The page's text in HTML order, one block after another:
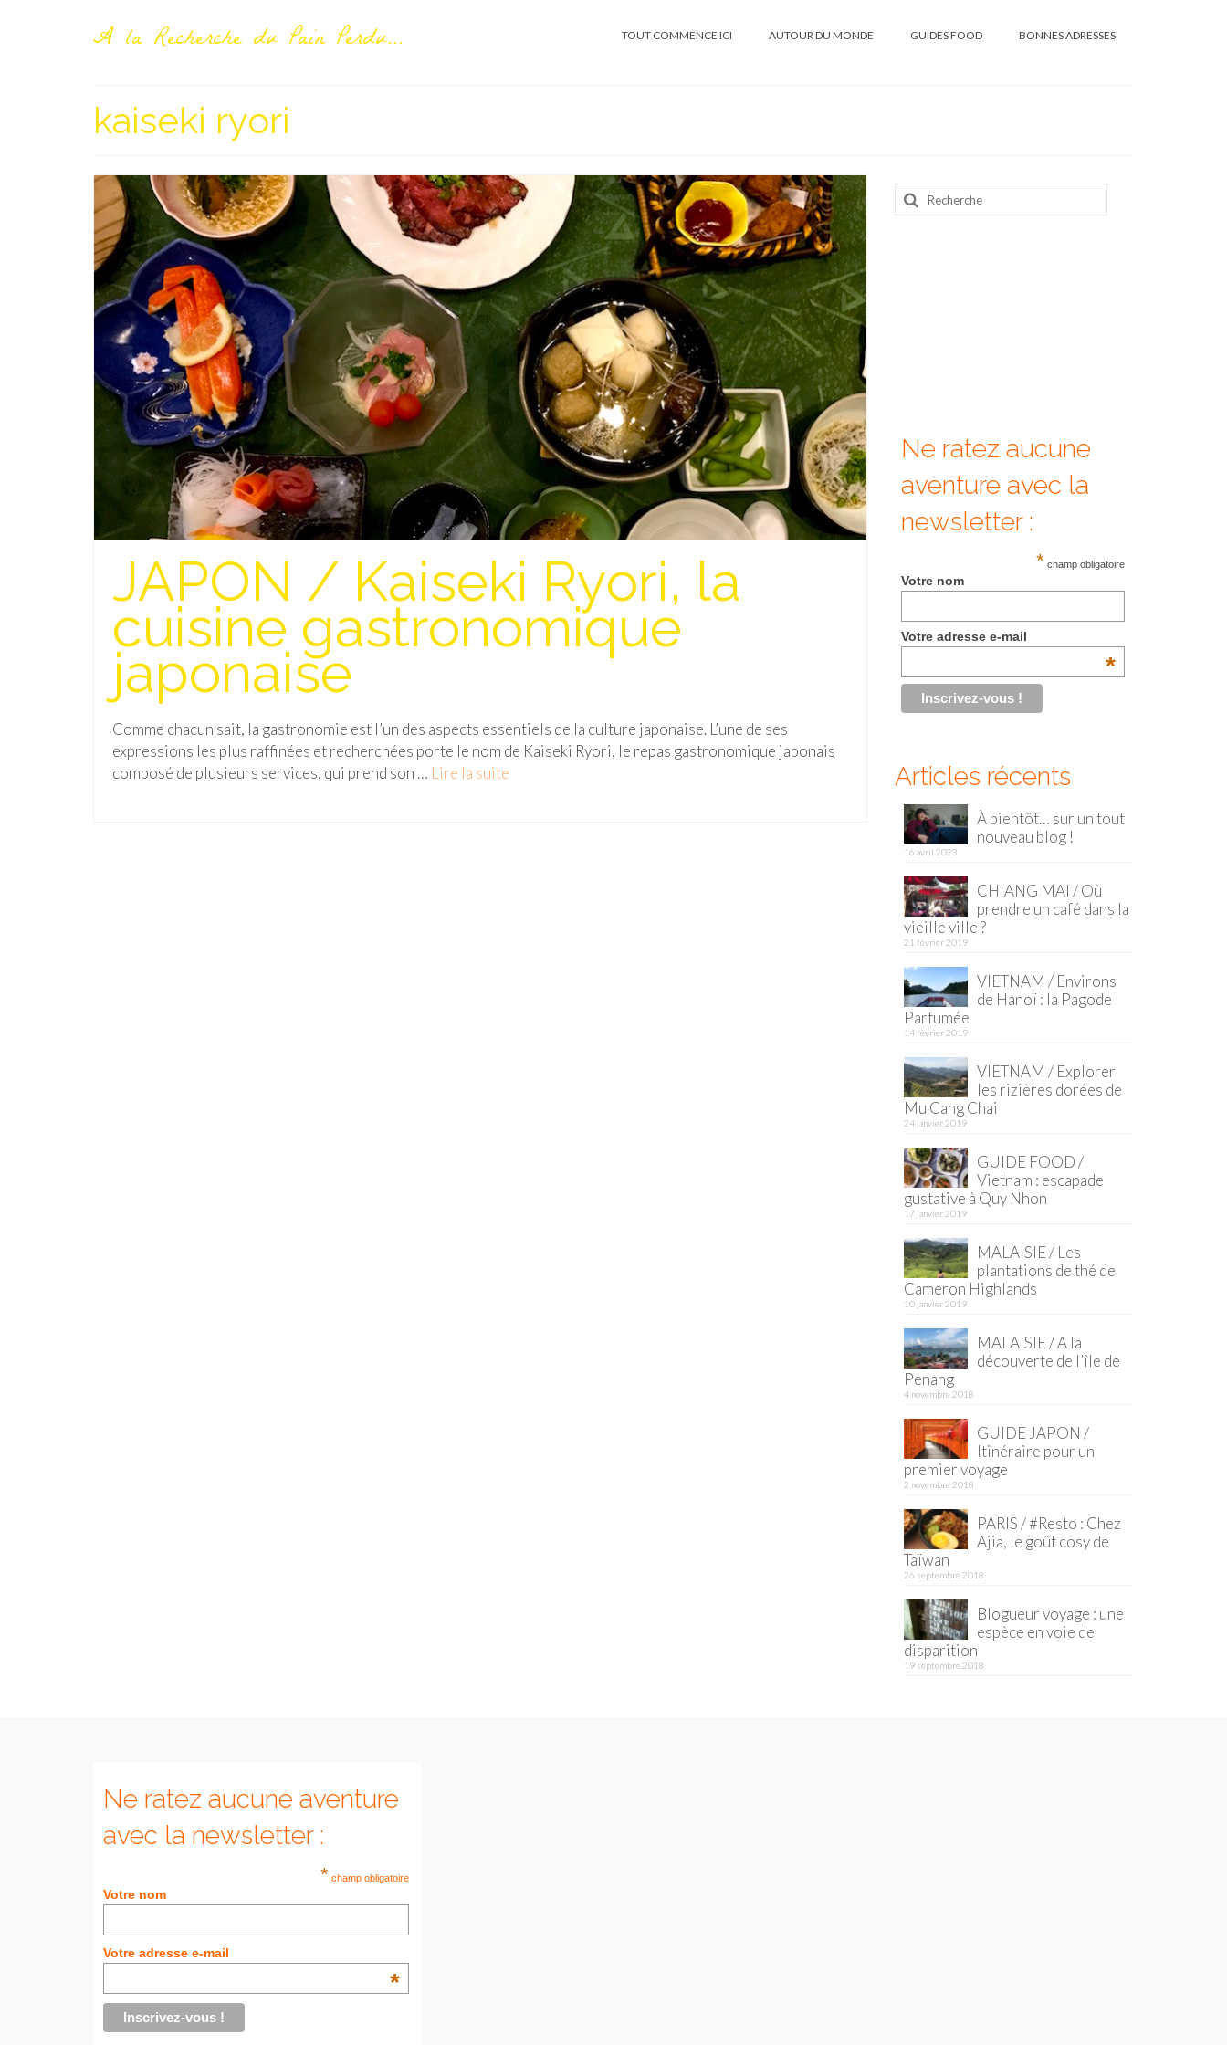
A la Recherche du Pain Perdu... TOUT COMMENCE ICI AUTOUR DU MONDE GUIDES FOOD BONNES ADRESSES
kaiseki ryori
JAPON / Kaiseki Ryori, la
cuisine gastronomique
japonaise
Comme chacun sait, la gastronomie est l’un des aspects essentiels de la culture japonaise. L’une de ses
expressions les plus raffinées et recherchées porte le nom de Kaiseki Ryori, le repas gastronomique japonais
composé de plusieurs services, qui prend son … Lire la suite­­
Rechercher
:
Ne ratez aucune
aventure avec la
newsletter :
* champ obligatoire
Votre nom
Votre adresse e-mail
*
Articles récents
À bientôt… sur un tout
nouveau blog !
16 avril 2023
CHIANG MAI / Où
prendre un café dans la
vieille ville ?
21 février 2019
VIETNAM / Environs
de Hanoï : la Pagode
Parfumée
14 février 2019
VIETNAM / Explorer
les rizières dorées de
Mu Cang Chai
24 janvier 2019
GUIDE FOOD /
Vietnam : escapade
gustative à Quy Nhon
17 janvier 2019
MALAISIE / Les
plantations de thé de
Cameron Highlands
10 janvier 2019
MALAISIE / A la
découverte de l’île de
Penang
4 novembre 2018
GUIDE JAPON /
Itinéraire pour un
premier voyage
2 novembre 2018
PARIS / #Resto : Chez
Ajia, le goût cosy de
Taïwan
26 septembre 2018
Blogueur voyage : une
espèce en voie de
disparition
19 septembre 2018
Ne ratez aucune aventure
avec la newsletter :
* champ obligatoire
Votre nom
Votre adresse e-mail
*